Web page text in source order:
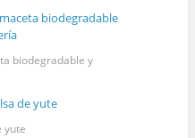
biodegradable y
yute